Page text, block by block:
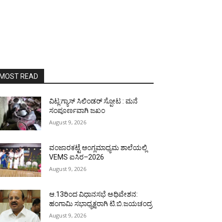
READ
ವಿಟ್ಲ:ಗ್ಯಾಸ್ ಸಿಲಿಂಡರ್ ಸ್ಪೋಟ : ಮನೆ
ಸಂಪೂರ್ಣವಾಗಿ ಜಖಂ
August 9, 2026
ವಂಜಾರಕಟ್ಟೆ ಆಂಗ್ಲಮಾಧ್ಯಮ ಶಾಲೆಯಲ್ಲಿ
VEMS ಐಸಿರ–2026
August 9, 2026
ಆ.13ರಿಂದ ವಿಧಾನಸಭೆ ಅಧಿವೇಶನ:
ಹಂಗಾಮಿ ಸಭಾಧ್ಯಕ್ಷರಾಗಿ ಟಿ.ಬಿ.ಜಯಚಂದ್ರ
August 9, 2026